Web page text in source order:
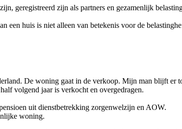
geregistreerd zijn als partners en gezamenlijk
een huis is niet alleen van betekenis voor de
De woning gaat in de verkoop. Mijn man blijft er
volgend jaar is verkocht en overgedragen.
uit dienstbetrekking zorgenwelzijn en AOW.
woning.